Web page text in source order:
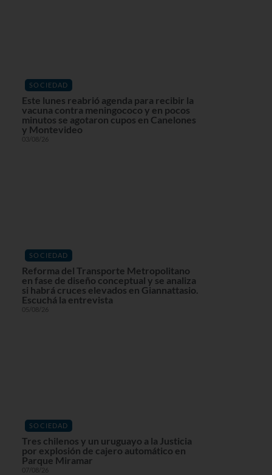
SOCIEDAD
Este lunes reabrió agenda para recibir la
vacuna contra meningococo y en pocos
minutos se agotaron cupos en Canelones
y Montevideo
03/08/26
SOCIEDAD
Reforma del Transporte Metropolitano
en fase de diseño conceptual y se analiza
si habrá cruces elevados en Giannattasio.
Escuchá la entrevista
05/08/26
SOCIEDAD
Tres chilenos y un uruguayo a la Justicia
por explosión de cajero automático en
Parque Miramar
07/08/26